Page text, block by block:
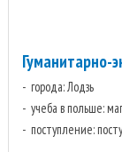
Гуманитарно-
города: Лодзь
учеба в польше:
поступление: